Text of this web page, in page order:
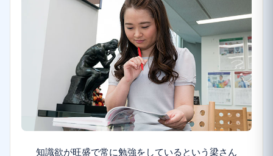
知識欲が旺盛で常に勉強をしているという梁さん